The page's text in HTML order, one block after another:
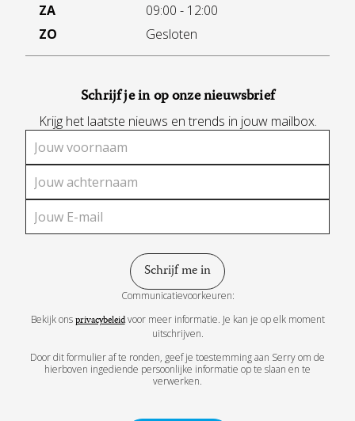
ZA
09:00 - 12:00
ZO
Gesloten
Schrijf je in op onze nieuwsbrief
Krijg het laatste nieuws en trends in jouw mailbox.
Communicatievoorkeuren:
Bekijk onsprivacybeleidvoor meer informatie. Je kan je op elk moment
uitschrijven.
Door dit formulier af te ronden, geef je toestemming aan Serry om de
hierboven ingediende persoonlijke informatie op te slaan en te
verwerken.